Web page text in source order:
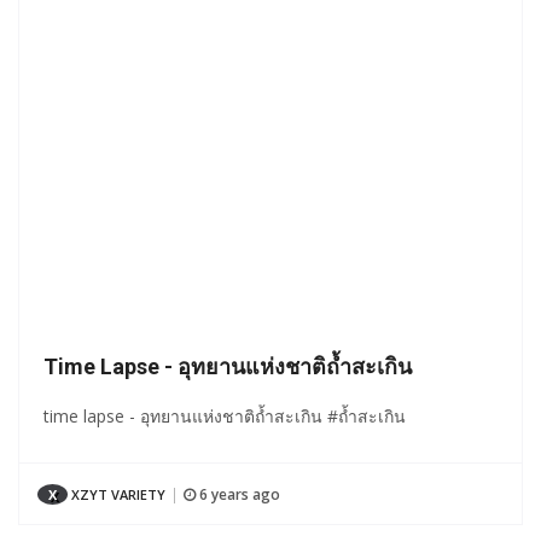
Time Lapse - อุทยานแห่งชาติถ้ำสะเกิน
time lapse - อุทยานแห่งชาติถ้ำสะเกิน #ถ้ำสะเกิน
X XZYT VARIETY 6 years ago